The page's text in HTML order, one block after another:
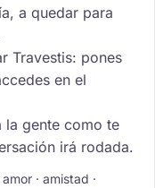
a quedar para
Travestis: pones
en el
la gente como te
irá rodada.
· amistad ·